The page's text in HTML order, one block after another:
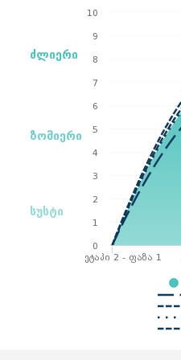
სუსტი
ზომიერი
ძლიერი
ეტაპი 2 - ფაზა 1
0
1
2
3
4
5
6
7
8
9
10